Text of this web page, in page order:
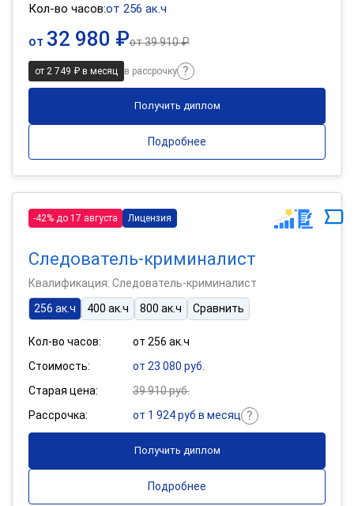
Кол-во часов:от 256 ак.ч
от 32 980 ₽от39 910 ₽
от 2 749 ₽ в месяц в рассрочку
Получить диплом
Подробнее
-42% до 17 августа Лицензия
Следователь-криминалист
Квалификация: Следователь-криминалист
256 ак.ч
400 ак.ч 800 ак.ч Сравнить
Кол-во часов:
от 256 ак.ч
Стоимость:
от 23 080 руб.
Старая цена:
39 910 руб.
Рассрочка:
от 1 924 руб в месяц
Получить диплом
Подробнее